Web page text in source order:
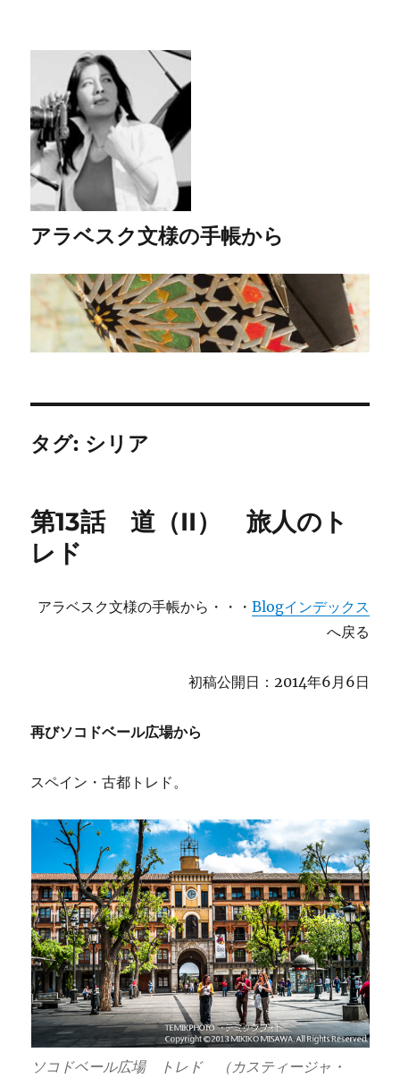
アラベスク文様の手帳から
タグ: シリア
第13話 道（II） 旅人のト
レド
アラベスク文様の手帳から・・・ Blogインデックス
へ戻る
初稿公開日：2014年6月6日
再びソコドベール広場から
スペイン・古都トレド。
ソコドベール広場 トレド （カスティージャ・